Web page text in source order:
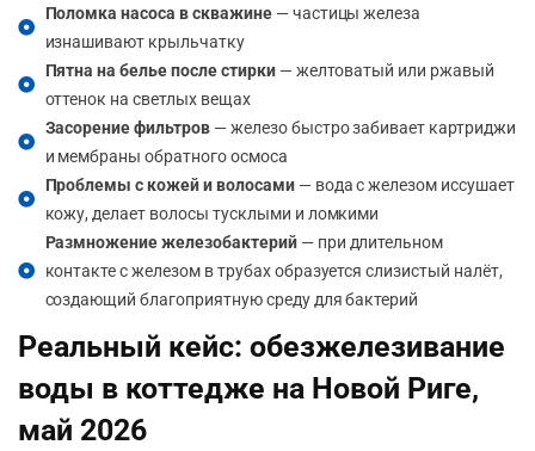
Поломка насоса в скважине— частицы железа
изнашивают крыльчатку
Пятна на белье после стирки— желтоватый или ржавый
оттенок на светлых вещах
Засорение фильтров— железо быстро забивает картриджи
и мембраны обратного осмоса
Проблемы с кожей и волосами— вода с железом иссушает
кожу, делает волосы тусклыми и ломкими
Размножение железобактерий— при длительном
контакте с железом в трубах образуется слизистый налёт,
создающий благоприятную среду для бактерий
Реальный кейс: обезжелезивание
воды в коттедже на Новой Риге,
май 2026